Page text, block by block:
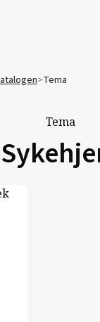
>Tema
Tema